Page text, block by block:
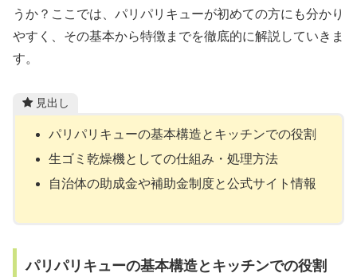
うか？ここでは、パリパリキューが初めての方にも分かり
やすく、その基本から特徴までを徹底的に解説していきま
す。
見出し
パリパリキューの基本構造とキッチンでの役割
生ゴミ乾燥機としての仕組み・処理方法
自治体の助成金や補助金制度と公式サイト情報
パリパリキューの基本構造とキッチンでの役割